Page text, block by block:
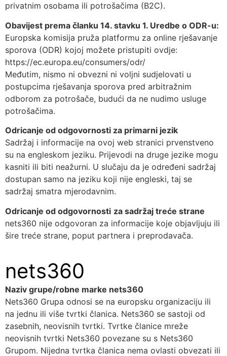
privatnim osobama ili potrošačima (B2C).
Obavijest prema članku 14. stavku 1. Uredbe o ODR-u:
Europska komisija pruža platformu za online rješavanje
sporova (ODR) kojoj možete pristupiti ovdje:
https://ec.europa.eu/consumers/odr/
Međutim, nismo ni obvezni ni voljni sudjelovati u
postupcima rješavanja sporova pred arbitražnim
odborom za potrošače, budući da ne nudimo usluge
potrošačima.
Odricanje od odgovornosti za primarni jezik
Sadržaj i informacije na ovoj web stranici prvenstveno
su na engleskom jeziku. Prijevodi na druge jezike mogu
kasniti ili biti neažurni. U slučaju da je određeni sadržaj
dostupan samo na jeziku koji nije engleski, taj se
sadržaj smatra mjerodavnim.
Odricanje od odgovornosti za sadržaj treće strane
nets360 nije odgovoran za informacije koje objavljuju ili
šire treće strane, poput partnera i preprodavača.
nets360
Naziv grupe/robne marke nets360
Nets360 Grupa odnosi se na europsku organizaciju ili
na jednu ili više tvrtki članica. Nets360 se sastoji od
zasebnih, neovisnih tvrtki. Tvrtke članice mreže
neovisnih tvrtki Nets360 povezane su s Nets360
Grupom. Nijedna tvrtka članica nema ovlasti obvezati ili